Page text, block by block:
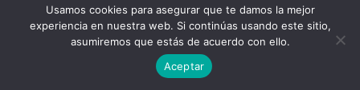
Usamos cookies para asegurar que te damos la mejor
experiencia en nuestra web. Si continúas usando este sitio,
asumiremos que estás de acuerdo con ello.
Aceptar